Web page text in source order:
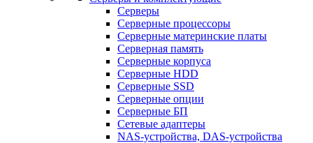
Серверы
Серверные процессоры
Серверные материнские платы
Серверная память
Серверные корпуса
Серверные HDD
Серверные SSD
Серверные опции
Серверные БП
Сетевые адаптеры
NAS-устройства, DAS-устройства